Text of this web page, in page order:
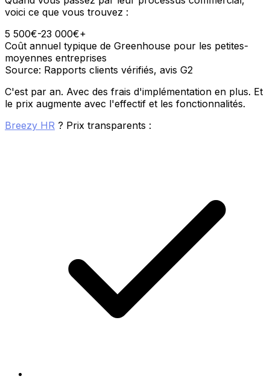
voici ce que vous trouvez :
5 500€-23 000€+
Coût annuel typique de Greenhouse pour les petites-
moyennes entreprises
Source: Rapports clients vérifiés, avis G2
C'est par an. Avec des frais d'implémentation en plus. Et
le prix augmente avec l'effectif et les fonctionnalités.
Breezy HR ? Prix transparents :